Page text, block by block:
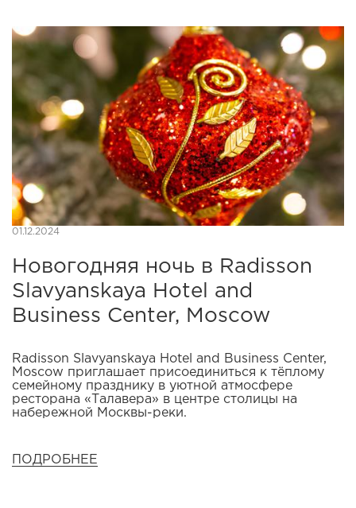
01.12.2024
Новогодняя ночь в Radisson
Slavyanskaya Hotel and
Business Center, Moscow
Radisson Slavyanskaya Hotel and Business Center,
Moscow приглашает присоединиться к тёплому
семейному празднику в уютной атмосфере
ресторана «Талавера» в центре столицы на
набережной Москвы-реки.
ПОДРОБНЕЕ